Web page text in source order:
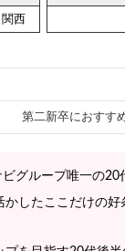
西
第二新卒におすす
グループ唯一の20
したここだけの